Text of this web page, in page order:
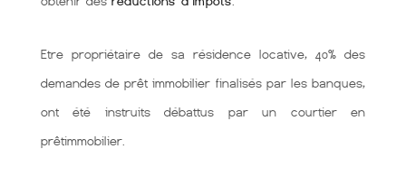
Etre propriétaire de sa résidence locative, 40% des
demandes de prêt immobilier finalisés par les banques,
ont été instruits débattus par un courtier en
prêtimmobilier.